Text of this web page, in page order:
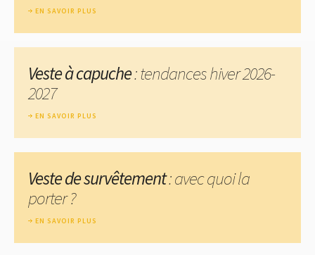
EN SAVOIR PLUS
Veste à capuche: tendances hiver 2026-
2027
EN SAVOIR PLUS
Veste de survêtement: avec quoi la
porter ?
EN SAVOIR PLUS